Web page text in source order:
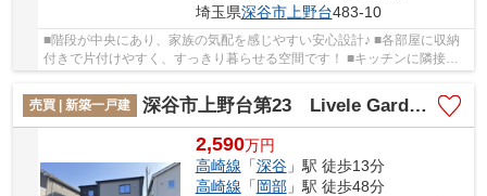
埼玉県深谷市上野台483-10
■階段が中央にあり、家族の気配を感じやすい安心設計♪ ■各部屋に収納
付きで片付けやすく、すっきり暮らせる空間です！ ■キッチンに隣接し
売買 | 新築一戸建
深谷市上野台第23 Livele Garden.s 新築戸建 全4棟 4号棟
2,590万円
高崎線 「深谷」駅 徒歩13分
高崎線 「岡部」駅 徒歩48分